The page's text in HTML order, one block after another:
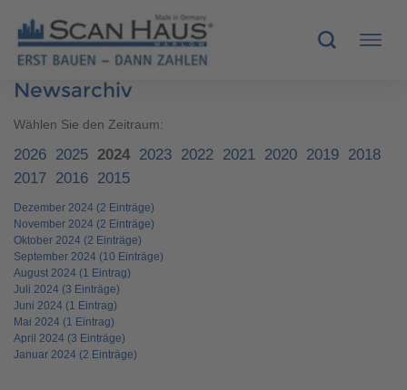
HÄUSER
MUSTERHÄUSER
SCANHAUS-VORTEILE
RUND UMS BAUEN
ÜBER UNS
KONTAKT
Newsarchiv
Wählen Sie den Zeitraum:
2026 2025 2024 2023 2022 2021 2020 2019 2018
2017 2016 2015
Dezember 2024 (2 Einträge)
November 2024 (2 Einträge)
Oktober 2024 (2 Einträge)
September 2024 (10 Einträge)
August 2024 (1 Eintrag)
Juli 2024 (3 Einträge)
Juni 2024 (1 Eintrag)
Mai 2024 (1 Eintrag)
April 2024 (3 Einträge)
Januar 2024 (2 Einträge)